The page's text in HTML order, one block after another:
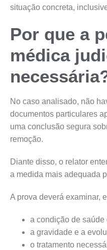
situação concreta,
Por que a
médica
No caso analisado, não
documentos particulares
uma conclusão segura
remoção.
Diante disso, o relator
a medida mais adequada
A prova deverá examinar,
a condição de saúde
a gravidade e a
o tratamento